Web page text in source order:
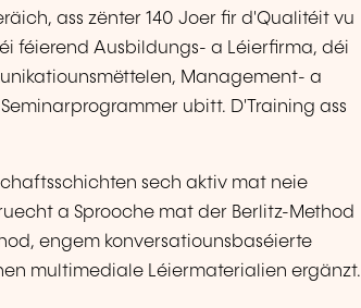
ass zënter 140 Joer fir d'Qualitéit vu
féierend Ausbildungs- a Léierfirma, déi
Management- a
ubitt. D'Training ass
sech aktiv mat neie
a Sprooche mat der Berlitz-Method
engem konversatiounsbaséierte
multimediale Léiermaterialien ergänzt.